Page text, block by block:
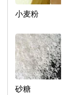
小麦粉
砂糖